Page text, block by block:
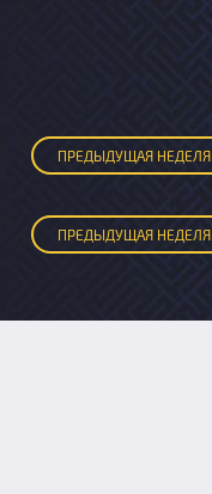
ПРЕДЫДУЩАЯ НЕДЕЛЯ
ПРЕДЫДУЩАЯ НЕДЕЛЯ